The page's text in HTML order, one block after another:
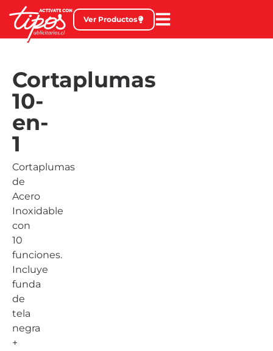
Ver Productos
Cortaplumas
10-
en-
1
Cortaplumas
de
Acero
Inoxidable
con
10
funciones.
Incluye
funda
de
tela
negra
+